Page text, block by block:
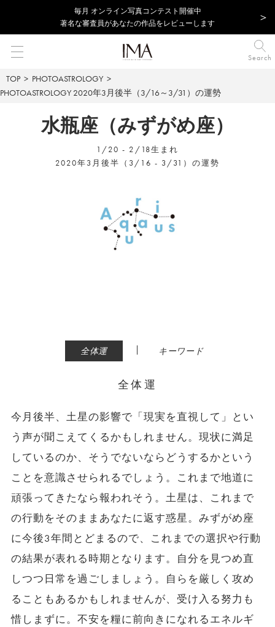
毎⽉ オンライン写真コンテスト開催中
著名な審査員があなたの作品をレビューします
Search
TOP
PHOTOASTROLOGY
PHOTOASTROLOGY 2020年3月後半（3/16～3/31）の運勢
水瓶座（みずがめ座）
1/20 - 2/18生まれ
2020年3月後半（3/16 - 3/31）の運勢
全体運 | キーワード
全体運
今月後半、土星の影響で「現実を直視して」とい
う声が聞こえてくるかもしれません。現状に満足
しているのか、そうでないならどうするかという
ことを意識させられるでしょう。これまで地道に
頑張ってきたなら報われそう。土星は、これまで
の行動をそのままあなたに返す惑星。みずがめ座
に今後3年間とどまるので、これまでの選択や行動
の結果が表れる時期となります。自分を見つめ直
しつつ日常を過ごしましょう。自らを厳しく攻め
ることもあるかもしれませんが、受け入る努力も
惜しまずに。不安を糧に前向きになれるエネルギ